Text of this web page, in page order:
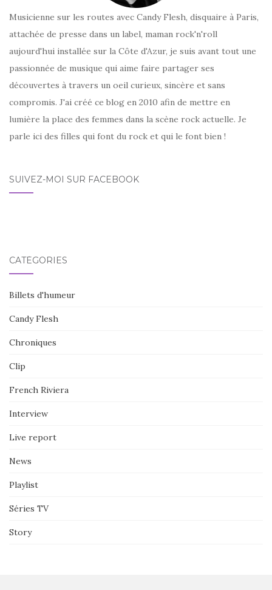
Musicienne sur les routes avec Candy Flesh, disquaire à Paris,
attachée de presse dans un label, maman rock'n'roll
aujourd'hui installée sur la Côte d'Azur, je suis avant tout une
passionnée de musique qui aime faire partager ses
découvertes à travers un oeil curieux, sincère et sans
compromis. J'ai créé ce blog en 2010 afin de mettre en
lumière la place des femmes dans la scène rock actuelle. Je
parle ici des filles qui font du rock et qui le font bien !
SUIVEZ-MOI SUR FACEBOOK
CATÉGORIES
Billets d'humeur
Candy Flesh
Chroniques
Clip
French Riviera
Interview
Live report
News
Playlist
Séries TV
Story